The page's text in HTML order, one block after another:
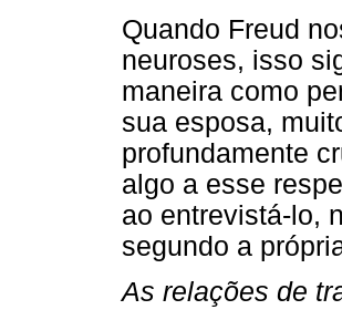
Quando Freud
neuroses, isso
maneira como
sua esposa,
profundamente
algo a esse
ao entrevistá-lo,
segundo a
As relações de